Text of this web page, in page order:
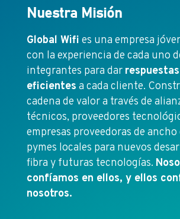
Nuestra Misión
Global Wifi es una empresa
con la experiencia de cada uno
integrantes para dar
eficientes a cada cliente.
cadena de valor a través de
técnicos, proveedores
empresas proveedoras de ancho
pymes locales para nuevos
fibra y futuras tecnologías.
confíamos en ellos, y ellos
nosotros.